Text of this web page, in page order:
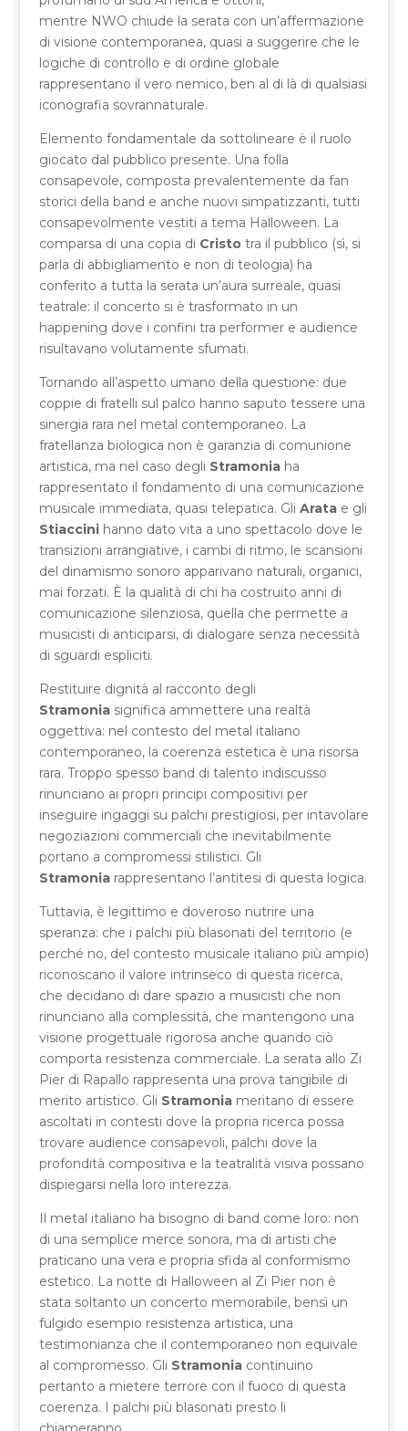
mentre NWO chiude la serata con un’affermazione
di visione contemporanea, quasi a suggerire che le
logiche di controllo e di ordine globale
rappresentano il vero nemico, ben al di là di qualsiasi
iconografia sovrannaturale.
Elemento fondamentale da sottolineare è il ruolo
giocato dal pubblico presente. Una folla
consapevole, composta prevalentemente da fan
storici della band e anche nuovi simpatizzanti, tutti
consapevolmente vestiti a tema Halloween. La
comparsa di una copia di Cristotra il pubblico (sì, si
parla di abbigliamento e non di teologia) ha
conferito a tutta la serata un’aura surreale, quasi
teatrale: il concerto si è trasformato in un
happening dove i confini tra performer e audience
risultavano volutamente sfumati.
Tornando all’aspetto umano della questione: due
coppie di fratelli sul palco hanno saputo tessere una
sinergia rara nel metal contemporaneo. La
fratellanza biologica non è garanzia di comunione
artistica, ma nel caso degli Stramoniaha
rappresentato il fondamento di una comunicazione
musicale immediata, quasi telepatica. Gli Aratae gli
Stiaccinihanno dato vita a uno spettacolo dove le
transizioni arrangiative, i cambi di ritmo, le scansioni
del dinamismo sonoro apparivano naturali, organici,
mai forzati. È la qualità di chi ha costruito anni di
comunicazione silenziosa, quella che permette a
musicisti di anticiparsi, di dialogare senza necessità
di sguardi espliciti.
Restituire dignità al racconto degli
Stramoniasignifica ammettere una realtà
oggettiva: nel contesto del metal italiano
contemporaneo, la coerenza estetica è una risorsa
rara. Troppo spesso band di talento indiscusso
rinunciano ai propri principi compositivi per
inseguire ingaggi su palchi prestigiosi, per intavolare
negoziazioni commerciali che inevitabilmente
portano a compromessi stilistici. Gli
Stramoniarappresentano l’antitesi di questa logica.
Tuttavia, è legittimo e doveroso nutrire una
speranza: che i palchi più blasonati del territorio (e
perché no, del contesto musicale italiano più ampio)
riconoscano il valore intrinseco di questa ricerca,
che decidano di dare spazio a musicisti che non
rinunciano alla complessità, che mantengono una
visione progettuale rigorosa anche quando ciò
comporta resistenza commerciale. La serata allo Zi
Pier di Rapallo rappresenta una prova tangibile di
merito artistico. Gli Stramoniameritano di essere
ascoltati in contesti dove la propria ricerca possa
trovare audience consapevoli, palchi dove la
profondità compositiva e la teatralità visiva possano
dispiegarsi nella loro interezza.
Il metal italiano ha bisogno di band come loro: non
di una semplice merce sonora, ma di artisti che
praticano una vera e propria sfida al conformismo
estetico. La notte di Halloween al Zi Pier non è
stata soltanto un concerto memorabile, bensì un
fulgido esempio resistenza artistica, una
testimonianza che il contemporaneo non equivale
al compromesso. Gli Stramoniacontinuino
pertanto a mietere terrore con il fuoco di questa
coerenza. I palchi più blasonati presto li